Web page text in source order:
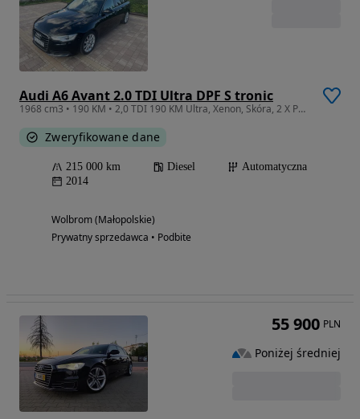
Audi A6 Avant 2.0 TDI Ultra DPF S tronic
1968 cm3 • 190 KM • 2,0 TDI 190 KM Ultra, Xenon, Skóra, 2 X PDC, 2 X Alufelgi
Zweryfikowane dane
215 000 km Diesel
Automatyczna
2014
Wolbrom (Małopolskie)
Prywatny sprzedawca • Podbite
55 900 PLN
Poniżej średniej